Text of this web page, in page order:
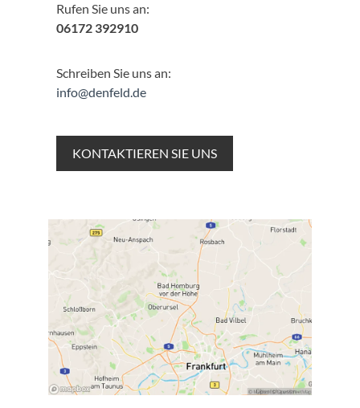
Rufen Sie uns an:
06172 392910
Schreiben Sie uns an:
info@denfeld.de
KONTAKTIEREN SIE UNS